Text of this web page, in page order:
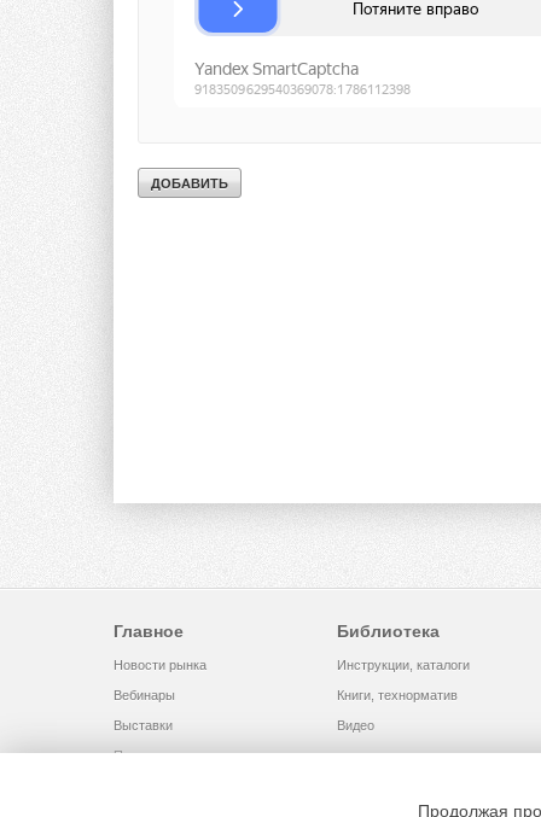
Добавить комментарий
Ваше имя *
Текст комментария
Главное
Новости рынка
Вебинары
Выставки
Помощь
Библиотека
Инструкции, каталоги
Книги, технорматив
Видео
Продолжая